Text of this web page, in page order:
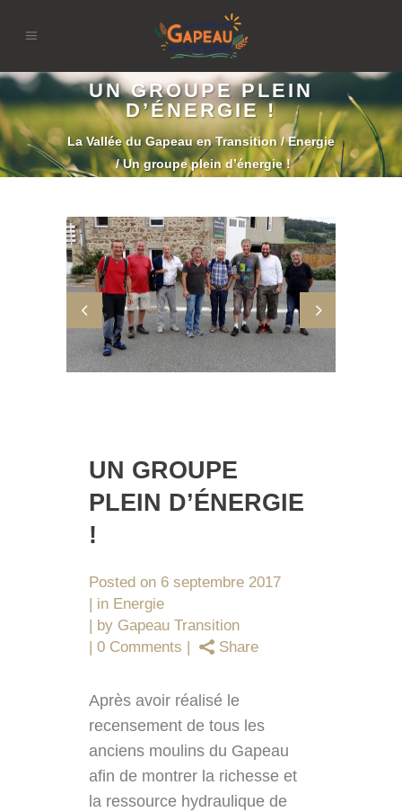
UN GROUPE PLEIN
D’ÉNERGIE !
La Vallée du Gapeau en Transition/Energie
/Un groupe plein d’énergie !
UN GROUPE
PLEIN D’ÉNERGIE
!
Posted on 6 septembre 2017
in Energie
by Gapeau Transition
0 Comments
Share
Après avoir réalisé le
recensement de tous les
anciens moulins du Gapeau
afin de montrer la richesse et
la ressource hydraulique de